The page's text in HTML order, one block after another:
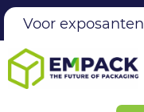
Voor exposanten